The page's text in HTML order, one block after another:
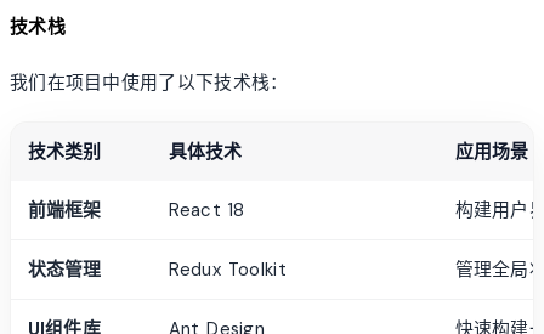
技术栈
我们在项目中使用了以下技术栈：
技术类别 具体技术 应用场景
前端框架 React 18 构建用户
状态管理 Redux Toolkit 管理全局
UI组件库 Ant Design 快速构建